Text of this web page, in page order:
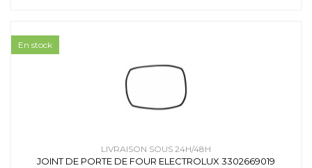
LIVRAISON SOUS 24H/48H
JOINT DE PORTE DE FOUR ELECTROLUX 3302669019
En stock